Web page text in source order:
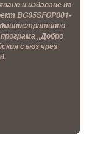
и издаване на
BG05SFOP001-
„Добро
съюз чрез